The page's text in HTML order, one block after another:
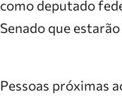
como deputado
Senado que
Pessoas próximas